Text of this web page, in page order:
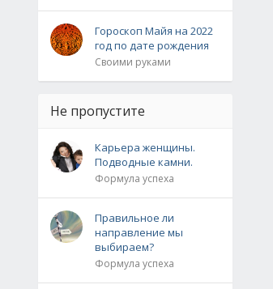
Гороскоп Майя на 2022
год по дате рождения
Своими руками
Не пропустите
Карьера женщины.
Подводные камни.
Формула успеха
Правильное ли
направление мы
выбираем?
Формула успеха